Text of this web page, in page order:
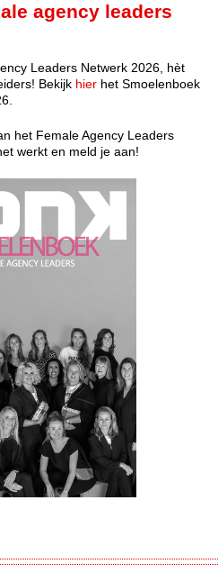
agency leaders
Leaders Netwerk 2026, hèt
Bekijk hier het Smoelenboek
het Female Agency Leaders
werkt en meld je aan!